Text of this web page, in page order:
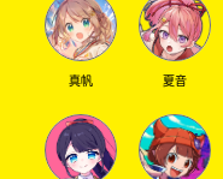
真帆 夏音